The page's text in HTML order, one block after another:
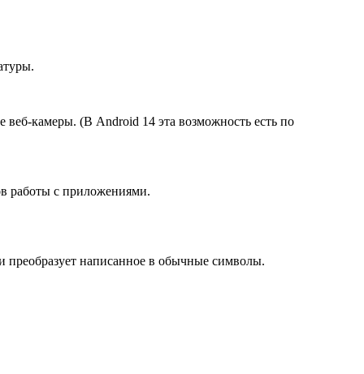
веб-камеры. (В Android 14 эта возможность есть по
работы с приложениями.
преобразует написанное в обычные символы.